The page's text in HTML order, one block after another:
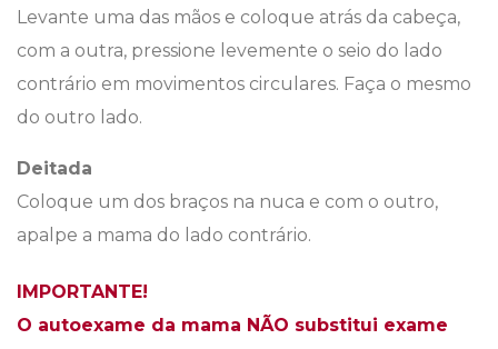
Levante uma das mãos e coloque atrás da cabeça,
com a outra, pressione levemente o seio do lado
contrário em movimentos circulares. Faça o mesmo
do outro lado.
Deitada
Coloque um dos braços na nuca e com o outro,
apalpe a mama do lado contrário.
IMPORTANTE!
O autoexame da mama NÃO substitui exame